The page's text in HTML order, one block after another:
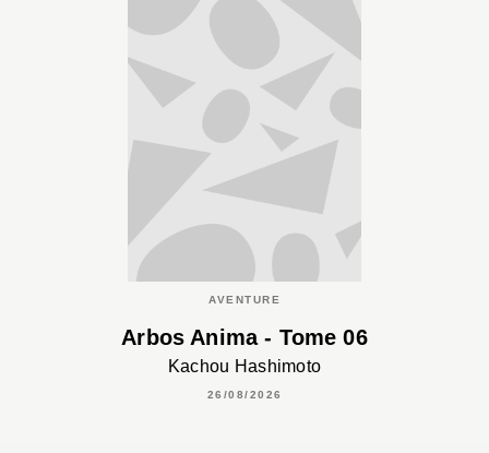
AVENTURE
Arbos Anima - Tome 06
Kachou Hashimoto
26/08/2026